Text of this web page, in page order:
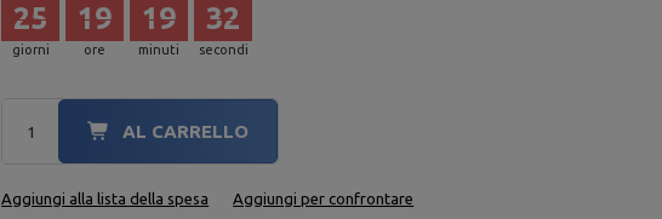
giorni
25
ore
19
minuti
19
secondi
31
AL CARRELLO
Aggiungi alla lista della spesa Aggiungi per confrontare